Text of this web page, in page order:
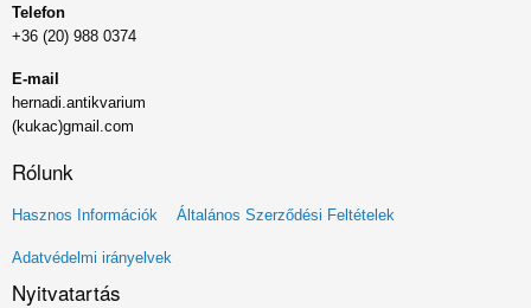
Telefon
+36 (20) 988 0374
E-mail
hernadi.antikvarium
(kukac)gmail.com
Rólunk
Lábléc
menü
Hasznos Információk Általános Szerződési Feltételek
Adatvédelmi irányelvek
Nyitvatartás